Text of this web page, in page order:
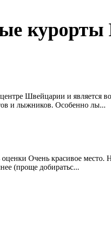
Швейцарии и является
и лыжников. Особенно лы...
оценки Очень красивое
(проще добиратьс...